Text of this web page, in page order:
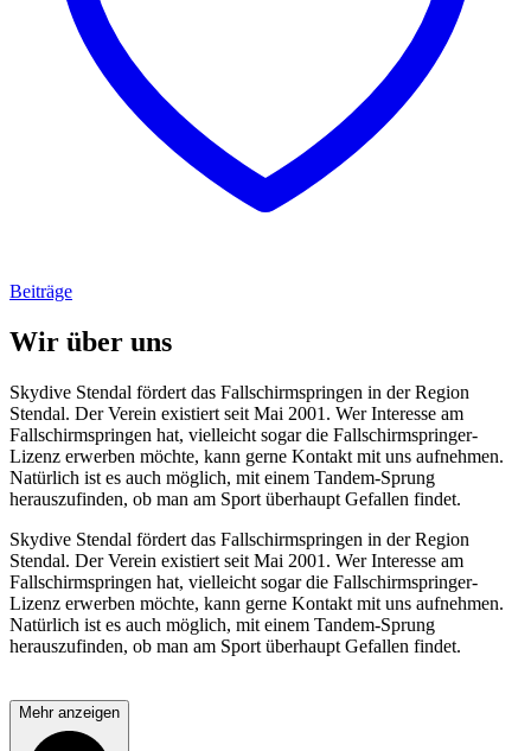
Beiträge
Wir über uns
Skydive Stendal fördert das Fallschirmspringen in der Region
Stendal. Der Verein existiert seit Mai 2001. Wer Interesse am
Fallschirmspringen hat, vielleicht sogar die Fallschirmspringer-
Lizenz erwerben möchte, kann gerne Kontakt mit uns aufnehmen.
Natürlich ist es auch möglich, mit einem Tandem-Sprung
herauszufinden, ob man am Sport überhaupt Gefallen findet.
Skydive Stendal fördert das Fallschirmspringen in der Region
Stendal. Der Verein existiert seit Mai 2001. Wer Interesse am
Fallschirmspringen hat, vielleicht sogar die Fallschirmspringer-
Lizenz erwerben möchte, kann gerne Kontakt mit uns aufnehmen.
Natürlich ist es auch möglich, mit einem Tandem-Sprung
herauszufinden, ob man am Sport überhaupt Gefallen findet.
Mehr anzeigen